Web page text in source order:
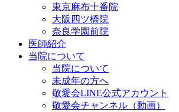
東京麻布十番院
大阪四ツ橋院
奈良学園前院
医師紹介
当院について
当院について
未成年の方へ
敬愛会LINE公式アカウント
敬愛会チャンネル（動画）